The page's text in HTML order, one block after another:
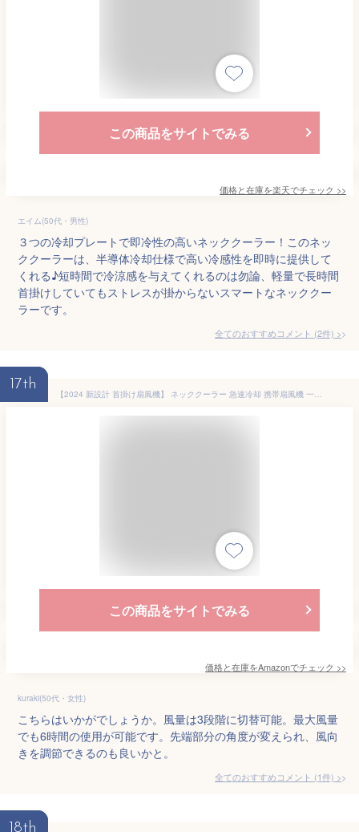
この商品をサイトでみる
価格と在庫を楽天でチェック >>
エイム(50代・男性)
３つの冷却プレートで即冷性の高いネッククーラー！このネッ
ククーラーは、半導体冷却仕様で高い冷感性を即時に提供して
くれる♪短時間で冷涼感を与えてくれるのは勿論、軽量で長時間
首掛けしていてもストレスが掛からないスマートなネッククー
ラーです。
全てのおすすめコメント (2件) >
17th
【2024 新設計 首掛け扇風機】 ネッククーラー 急速冷却 携帯扇風機 一体型エアダクト ローター設計 360°3D立体風 扇風機 首掛け 3600mAh ネックファン 3段階風量調節 大風量強力 首掛けファン 自由角度調整 両手解放 超長時間連続稼働 静音設計 軽量 熱中症対策 持ち運び便利 暑さ対策グッズ 家事/通勤/釣り/遠足/登山/キャンプ/暑い日の家庭菜園作業など (ホワイト)
この商品をサイトでみる
価格と在庫をAmazonでチェック >>
kuraki(50代・女性)
こちらはいかがでしょうか。風量は3段階に切替可能。最大風量
でも6時間の使用が可能です。先端部分の角度が変えられ、風向
きを調節できるのも良いかと。
全てのおすすめコメント (1件) >
18th